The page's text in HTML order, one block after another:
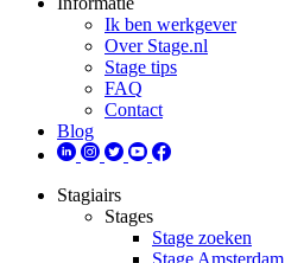
Ik ben werkgever
Over Stage.nl
Stage tips
FAQ
Contact
Blog
Stagiairs
Stages
Stage zoeken
Stage Amsterdam